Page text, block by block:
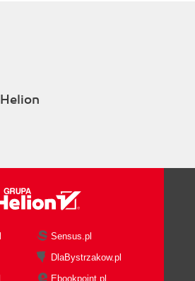
Sensus.pl
DlaBystrzakow.pl
Ebookpoint.pl